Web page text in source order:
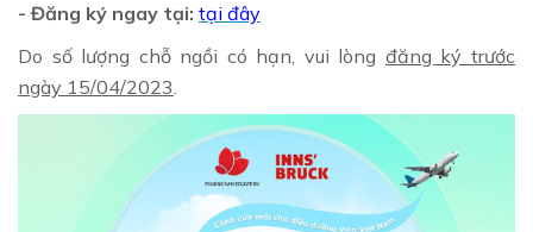
- Đăng ký ngay tại: tại đây
Do số lượng chỗ ngồi có hạn, vui lòng đăng ký trước
ngày 15/04/2023.